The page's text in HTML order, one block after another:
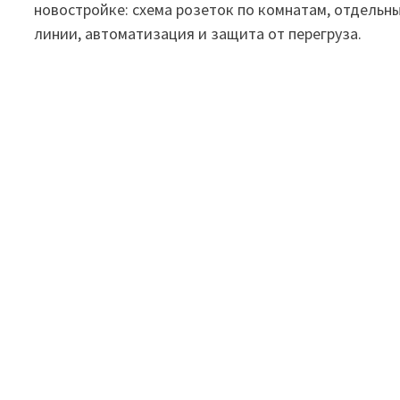
новостройке: схема розеток по комнатам,
линии, автоматизация и защита от перегруза.